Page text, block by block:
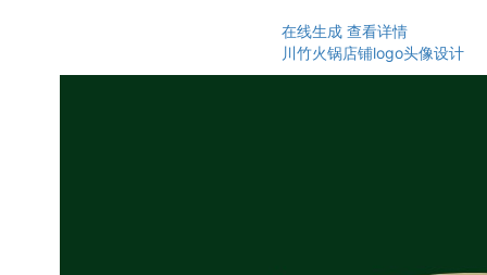
在线生成 查看详情
川竹火锅店铺logo头像设计